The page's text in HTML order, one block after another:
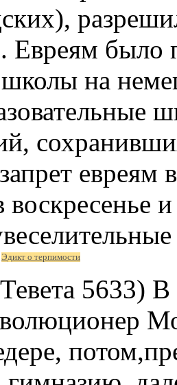
Евреям было
на
евреям
воскресенье
Эдикт о терпимости
5633) В